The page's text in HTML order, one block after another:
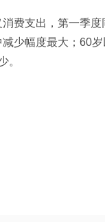
费支出，第一季
减少幅度最大；60
。